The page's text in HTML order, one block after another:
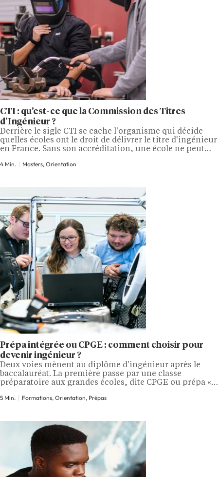
CTI : qu’est-ce que la Commission des Titres
d’Ingénieur ?
Derrière le sigle CTI se cache l'organisme qui décide
quelles écoles ont le droit de délivrer le titre d'ingénieur
en France. Sans son accréditation, une école ne peut
ce qu'est la CTI, comment elle fonctionne et pourquoi
4 Min. Masters, Orientation
Prépa intégrée ou CPGE : comment choisir pour
devenir ingénieur ?
Deux voies mènent au diplôme d'ingénieur après le
baccalauréat. La première passe par une classe
préparatoire aux grandes écoles, dite CPGE ou prépa «
La seconde permet d'intégrer directement une école
5 Min. Formations, Orientation, Prépas